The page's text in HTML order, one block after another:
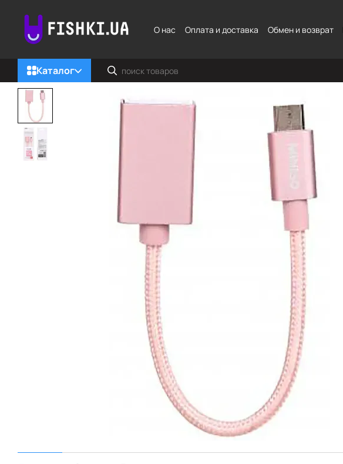
О нас
Оплата и доставка Обмен и возврат
Каталог